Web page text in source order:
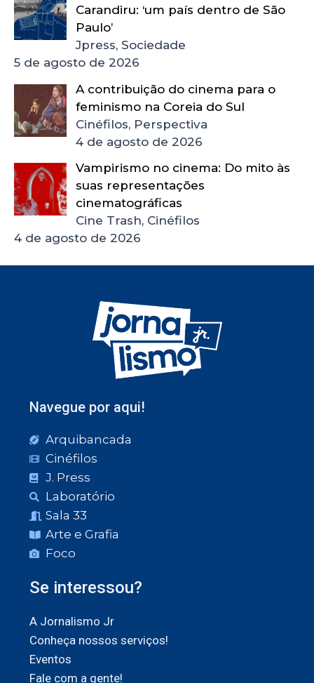
Carandiru: ‘um país dentro de São
Paulo’
Jpress, Sociedade
5 de agosto de 2026
A contribuição do cinema para o
feminismo na Coreia do Sul
Cinéfilos, Perspectiva
4 de agosto de 2026
Vampirismo no cinema: Do mito às
suas representações
cinematográficas
Cine Trash, Cinéfilos
4 de agosto de 2026
Navegue por aqui!
Arquibancada
Cinéfilos
J. Press
Laboratório
Sala 33
Arte e Grafia
Foco
Se interessou?
A Jornalismo Jr
Conheça nossos serviços!
Eventos
Fale com a gente!